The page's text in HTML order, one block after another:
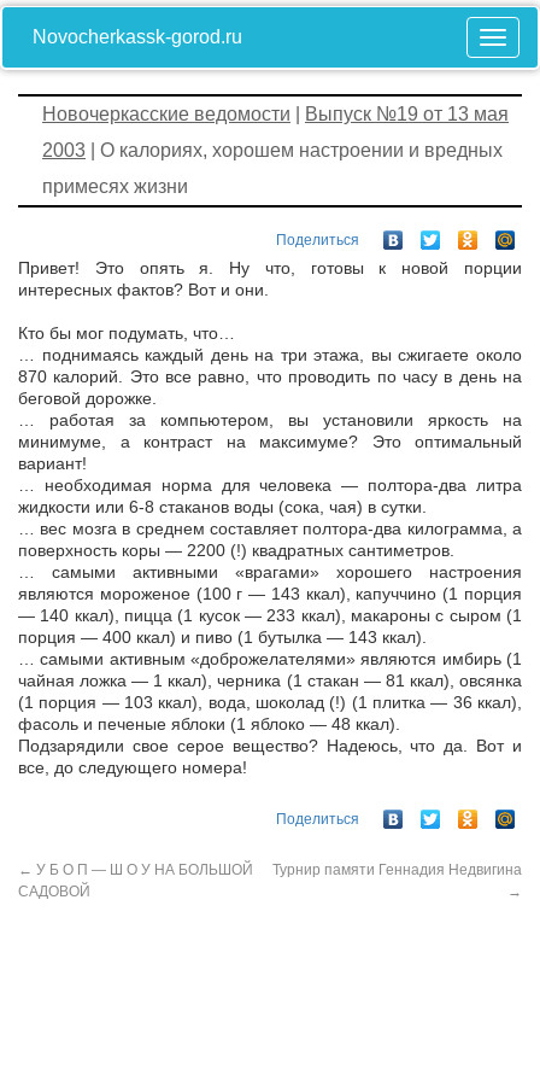
Novocherkassk-gorod.ru
Новочеркасские ведомости
Выпуск №19 от 13 мая
2003 | О калориях, хорошем настроении и вредных
примесях жизни
Поделиться
Привет! Это опять я. Ну что, готовы к новой порции
интересных фактов? Вот и они.
Кто бы мог подумать, что…
… поднимаясь каждый день на три этажа, вы сжигаете около
870 калорий. Это все равно, что проводить по часу в день на
беговой дорожке.
… работая за компьютером, вы установили яркость на
минимуме, а контраст на максимуме? Это оптимальный
вариант!
… необходимая норма для человека — полтора-два литра
жидкости или 6-8 стаканов воды (сока, чая) в сутки.
… вес мозга в среднем составляет полтора-два килограмма, а
поверхность коры — 2200 (!) квадратных сантиметров.
… самыми активными «врагами» хорошего настроения
являются мороженое (100 г — 143 ккал), капуччино (1 порция
— 140 ккал), пицца (1 кусок — 233 ккал), макароны с сыром (1
порция — 400 ккал) и пиво (1 бутылка — 143 ккал).
… самыми активным «доброжелателями» являются имбирь (1
чайная ложка — 1 ккал), черника (1 стакан — 81 ккал), овсянка
(1 порция — 103 ккал), вода, шоколад (!) (1 плитка — 36 ккал),
фасоль и печеные яблоки (1 яблоко — 48 ккал).
Подзарядили свое серое вещество? Надеюсь, что да. Вот и
все, до следующего номера!
Поделиться
← У Б О П — Ш О У НА БОЛЬШОЙ
САДОВОЙ
Турнир памяти Геннадия Недвигина
→